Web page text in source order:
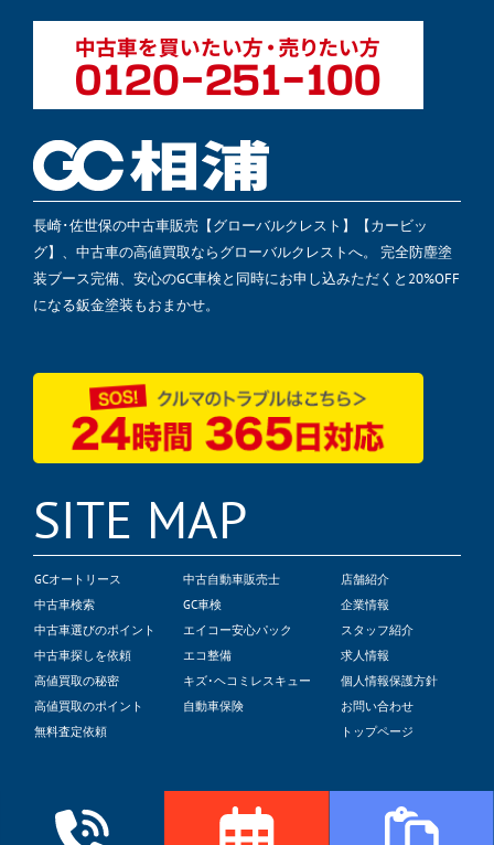
長崎･佐世保の中古車販売【グローバルクレスト】【カービッ
グ】、中古車の高値買取ならグローバルクレストへ。 完全防塵塗
装ブース完備、安心のGC車検と同時にお申し込みただくと20%OFF
になる鈑金塗装もおまかせ。
SITE MAP
GCオートリース
中古車検索
中古車選びのポイント
中古車探しを依頼
高値買取の秘密
高値買取のポイント
無料査定依頼
中古自動車販売士
GC車検
エイコー安心パック
エコ整備
キズ･ヘコミレスキュー
自動車保険
店舗紹介
企業情報
スタッフ紹介
求人情報
個人情報保護方針
お問い合わせ
トップページ